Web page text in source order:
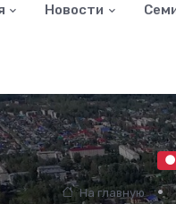
Новости
На главную